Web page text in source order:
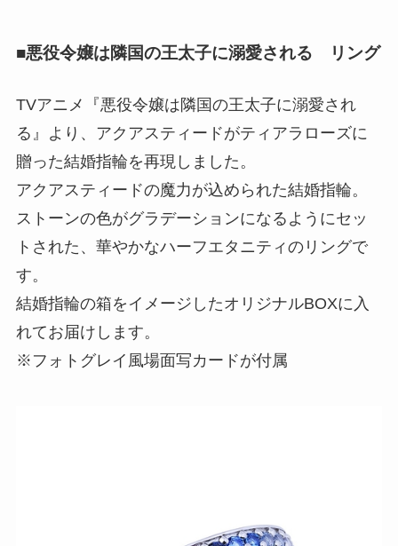
■悪役令嬢は隣国の王太子に溺愛される リング
TVアニメ『悪役令嬢は隣国の王太子に溺愛され
る』より、アクアスティードがティアラローズに
贈った結婚指輪を再現しました。
アクアスティードの魔力が込められた結婚指輪。
ストーンの色がグラデーションになるようにセッ
トされた、華やかなハーフエタニティのリングで
す。
結婚指輪の箱をイメージしたオリジナルBOXに入
れてお届けします。
※フォトグレイ風場面写カードが付属